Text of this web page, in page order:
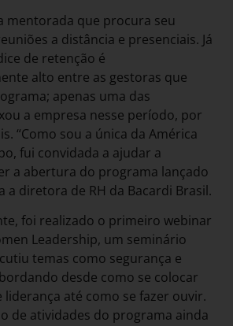
mentorada que procura seu
a distância e presenciais. Já
de retenção é
alto entre as gestoras que
apenas uma das
a empresa nesse período, por
“Como sou a única da América
fui convidada a ajudar a
a abertura do programa lançado
a diretora de RH da Bacardi Brasil.
foi realizado o primeiro webinar
Leadership, um seminário
temas como segurança e
desde como se colocar
liderança até como se fazer ouvir.
de atividades do programa ainda